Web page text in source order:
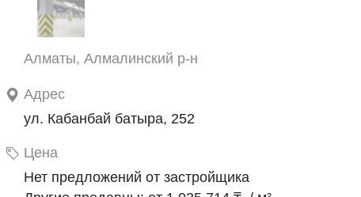
Алматы, Алмалинский р-н
Адрес
ул. Кабанбай батыра, 252
Цена
Нет предложений от застройщика